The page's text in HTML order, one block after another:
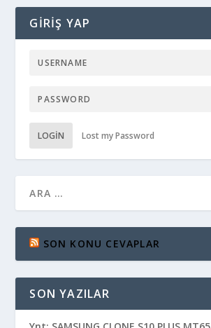
GIRIŞ YAP
LOGIN Lost my Password
SON KONU CEVAPLAR
SON YAZILAR